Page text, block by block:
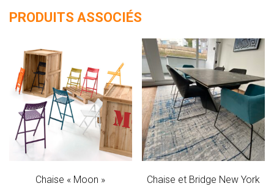
PRODUITS ASSOCIÉS
Chaise « Moon » Chaise et Bridge New York